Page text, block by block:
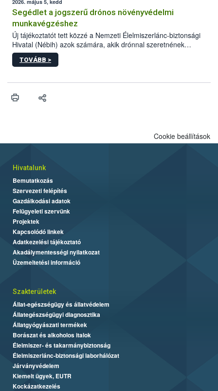
mennyiségének esetenként a kezelt terményeken is jelen kell
lennie. Nem minden élelmiszer tartalmaz szermaradékot.
Azokban az élelmiszerekben is, melyekben kimutathatóak,
általában csak nagyon kis mennyiségben vannak jelen, így nem
jelenthetnek kockázatot a fogyasztó egészségére nézve.
2026. május 5, kedd
Segédlet a jogszerű drónos növényvédelmi
munkavégzéshez
Új tájékoztatót tett közzé a Nemzeti Élelmiszerlánc-biztonsági
Hivatal (Nébih) azok számára, akik drónnal szeretnének
növényvédelmi vagy tápanyag-gazdálkodási tevékenységet
végezni Magyarországon. Az összefoglaló részletesen
műszaki és hatósági feltételek.
TOVÁBB >
Cookie beállítások
Hivatalunk
Bemutatkozás
Szervezeti felépítés
Gazdálkodási adatok
Felügyeleti szervünk
Projektek
Kapcsolódó linkek
Adatkezelési tájékoztató
Akadálymentességi nyilatkozat
Üzemeltetési információ
Szakterületek
Állat-egészségügy és állatvédelem
Állategészségügyi diagnosztika
Állatgyógyászati termékek
Borászat és alkoholos italok
Élelmiszer- és takarmánybiztonság
Élelmiszerlánc-biztonsági laborhálózat
Járványvédelem
Kiemelt ügyek, EUTR
Kockázatkezelés